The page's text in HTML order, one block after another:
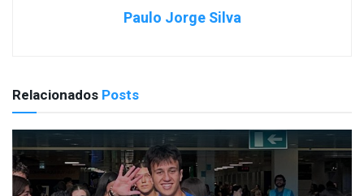
Paulo Jorge Silva
Relacionados Posts